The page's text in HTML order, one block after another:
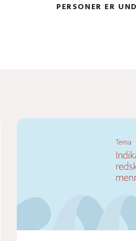
PERSONER ER